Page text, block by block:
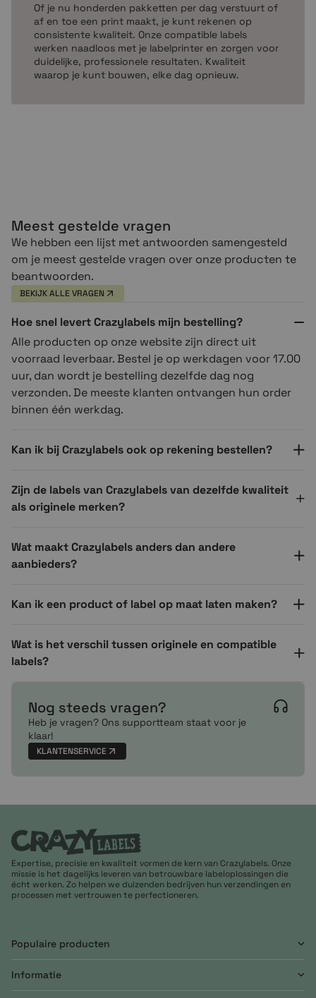
Of je nu honderden pakketten per dag verstuurt of
af en toe een print maakt, je kunt rekenen op
consistente kwaliteit. Onze compatible labels
werken naadloos met je labelprinter en zorgen voor
duidelijke, professionele resultaten. Kwaliteit
waarop je kunt bouwen, elke dag opnieuw.
Meest gestelde vragen
We hebben een lijst met antwoorden samengesteld
om je meest gestelde vragen over onze producten te
beantwoorden.
BEKIJK ALLE VRAGEN
Hoe snel levert Crazylabels mijn bestelling?
Alle producten op onze website zijn direct uit
voorraad leverbaar. Bestel je op werkdagen voor 17.00
uur, dan wordt je bestelling dezelfde dag nog
verzonden. De meeste klanten ontvangen hun order
binnen één werkdag.
Kan ik bij Crazylabels ook op rekening bestellen?
Zijn de labels van Crazylabels van dezelfde kwaliteit
als originele merken?
Wat maakt Crazylabels anders dan andere
aanbieders?
Kan ik een product of label op maat laten maken?
Wat is het verschil tussen originele en compatible
labels?
Nog steeds vragen?
Heb je vragen? Ons supportteam staat voor je
klaar!
KLANTENSERVICE
Expertise, precisie en kwaliteit vormen de kern van Crazylabels. Onze
missie is het dagelijks leveren van betrouwbare labeloplossingen die
écht werken. Zo helpen we duizenden bedrijven hun verzendingen en
processen met vertrouwen te perfectioneren.
Populaire producten
Informatie